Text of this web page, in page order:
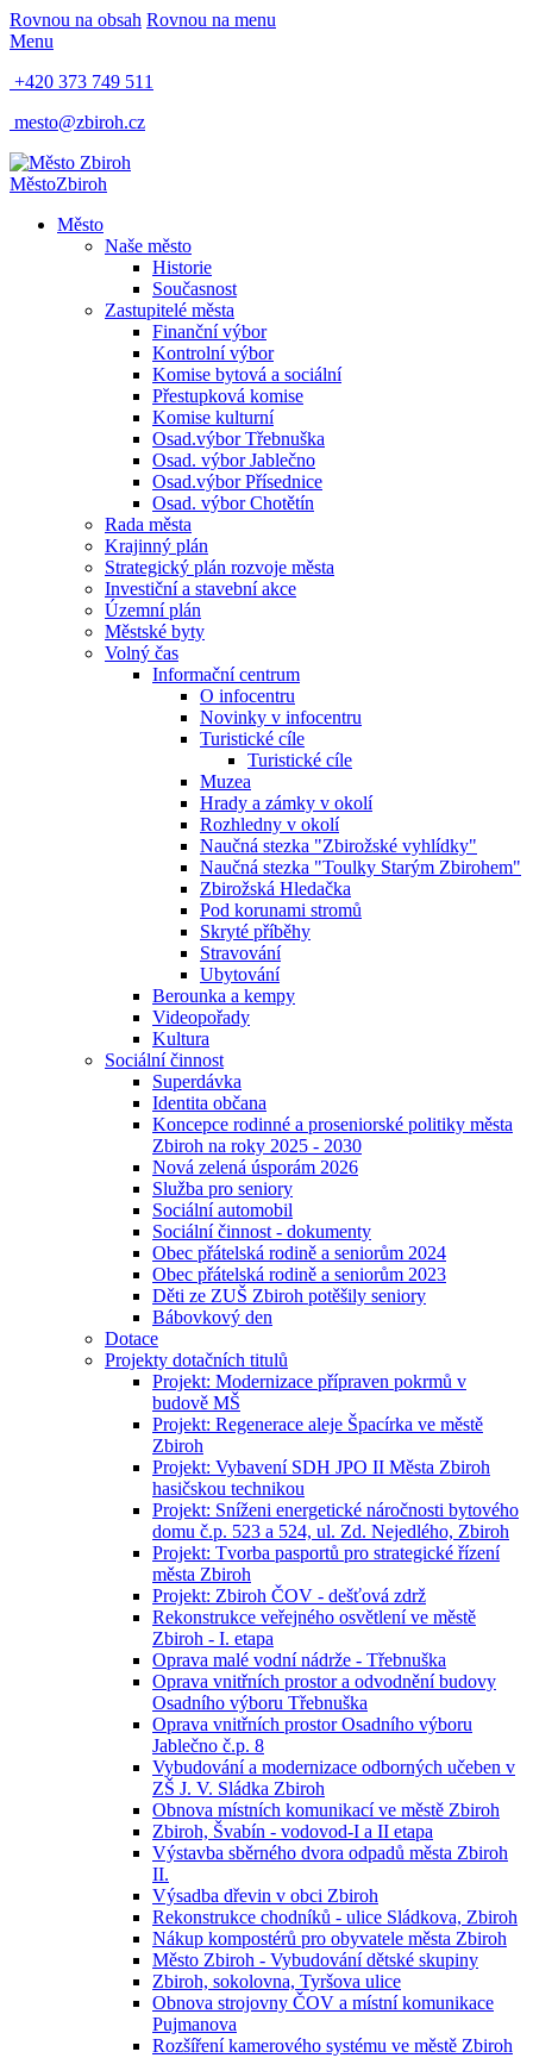
Rovnou na obsah Rovnou na menu
Menu
+420 373 749 511
mesto@zbiroh.cz
MěstoZbiroh
Město
Naše město
Historie
Současnost
Zastupitelé města
Finanční výbor
Kontrolní výbor
Komise bytová a sociální
Přestupková komise
Komise kulturní
Osad.výbor Třebnuška
Osad. výbor Jablečno
Osad.výbor Přísednice
Osad. výbor Chotětín
Rada města
Krajinný plán
Strategický plán rozvoje města
Investiční a stavební akce
Územní plán
Městské byty
Volný čas
Informační centrum
O infocentru
Novinky v infocentru
Turistické cíle
Turistické cíle
Muzea
Hrady a zámky v okolí
Rozhledny v okolí
Naučná stezka "Zbirožské vyhlídky"
Naučná stezka "Toulky Starým Zbirohem"
Zbirožská Hledačka
Pod korunami stromů
Skryté příběhy
Stravování
Ubytování
Berounka a kempy
Videopořady
Kultura
Sociální činnost
Superdávka
Identita občana
Koncepce rodinné a proseniorské politiky města
Zbiroh na roky 2025 - 2030
Nová zelená úsporám 2026
Služba pro seniory
Sociální automobil
Sociální činnost - dokumenty
Obec přátelská rodině a seniorům 2024
Obec přátelská rodině a seniorům 2023
Děti ze ZUŠ Zbiroh potěšily seniory
Bábovkový den
Dotace
Projekty dotačních titulů
Projekt: Modernizace přípraven pokrmů v
budově MŠ
Projekt: Regenerace aleje Špacírka ve městě
Zbiroh
Projekt: Vybavení SDH JPO II Města Zbiroh
hasičskou technikou
Projekt: Sníženi energetické náročnosti bytového
domu č.p. 523 a 524, ul. Zd. Nejedlého, Zbiroh
Projekt: Tvorba pasportů pro strategické řízení
města Zbiroh
Projekt: Zbiroh ČOV - dešťová zdrž
Rekonstrukce veřejného osvětlení ve městě
Zbiroh - I. etapa
Oprava malé vodní nádrže - Třebnuška
Oprava vnitřních prostor a odvodnění budovy
Osadního výboru Třebnuška
Oprava vnitřních prostor Osadního výboru
Jablečno č.p. 8
Vybudování a modernizace odborných učeben v
ZŠ J. V. Sládka Zbiroh
Obnova místních komunikací ve městě Zbiroh
Zbiroh, Švabín - vodovod-I a II etapa
Výstavba sběrného dvora odpadů města Zbiroh
II.
Výsadba dřevin v obci Zbiroh
Rekonstrukce chodníků - ulice Sládkova, Zbiroh
Nákup kompostérů pro obyvatele města Zbiroh
Město Zbiroh - Vybudování dětské skupiny
Zbiroh, sokolovna, Tyršova ulice
Obnova strojovny ČOV a místní komunikace
Pujmanova
Rozšíření kamerového systému ve městě Zbiroh